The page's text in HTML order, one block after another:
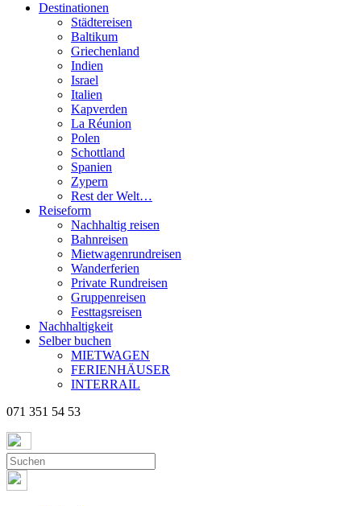
Destinationen
Städtereisen
Baltikum
Griechenland
Indien
Israel
Italien
Kapverden
La Réunion
Polen
Schottland
Spanien
Zypern
Rest der Welt…
Reiseform
Nachhaltig reisen
Bahnreisen
Mietwagenrundreisen
Wanderferien
Private Rundreisen
Gruppenreisen
Festtagsreisen
Nachhaltigkeit
Selber buchen
MIETWAGEN
FERIENHÄUSER
INTERRAIL
071 351 54 53